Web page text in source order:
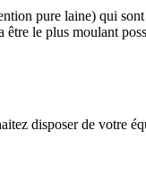
pure laine) qui
le plus moulant
disposer de votre